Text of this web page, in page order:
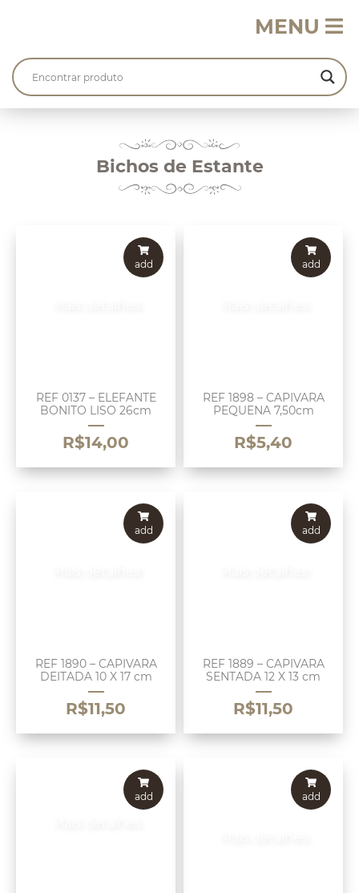
MENU
Bichos de Estante
REF 0137 – ELEFANTE
BONITO LISO 26cm
R$14,00
add
REF 1898 – CAPIVARA
PEQUENA 7,50cm
R$5,40
add
REF 1890 – CAPIVARA
DEITADA 10 X 17 cm
R$11,50
add
REF 1889 – CAPIVARA
SENTADA 12 X 13 cm
R$11,50
add
add add